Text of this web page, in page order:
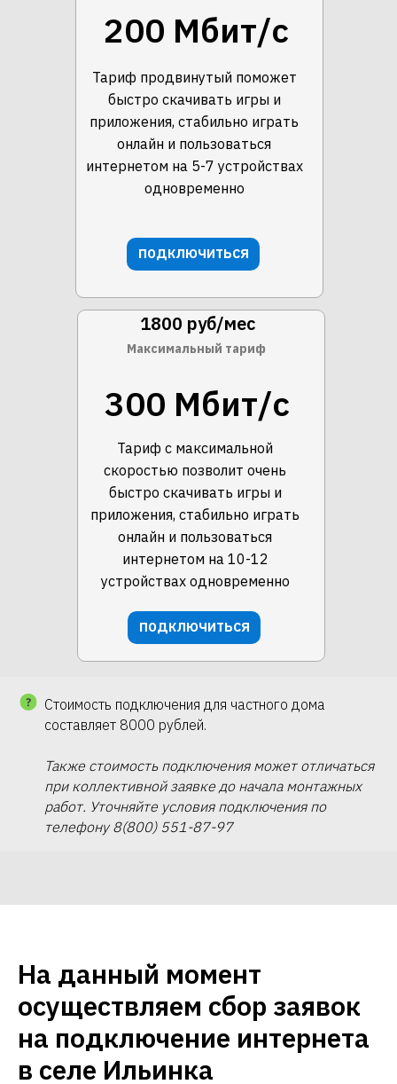
200 Мбит/с
ПОДКЛЮЧИТЬСЯ
Тариф продвинутый поможет
быстро скачивать игры и
приложения, стабильно играть
онлайн и пользоваться
интернетом на 5-7 устройствах
одновременно
ПОДКЛЮЧИТЬСЯ
1800 руб/мес
Максимальный тариф
300 Мбит/с
Тариф с максимальной
скоростью позволит очень
быстро скачивать игры и
приложения, стабильно играть
онлайн и пользоваться
интернетом на 10-12
устройствах одновременно
Стоимость подключения для частного дома
составляет 8000 рублей.
Также стоимость подключения может отличаться
при коллективной заявке до начала монтажных
работ. Уточняйте условия подключения по
телефону 8(800) 551-87-97
На данный момент
осуществляем сбор заявок
на подключение интернета
в селе Ильинка